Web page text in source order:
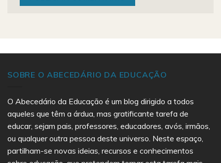
SOBRE O ABECEDÁRIO DA EDUCAÇÃO
O Abecedário da Educação é um blog dirigido a todos
aqueles que têm a árdua, mas gratificante tarefa de
educar, sejam pais, professores, educadores, avós, irmãos,
ou qualquer outra pessoa deste universo. Neste espaço,
partilham-se novas ideias, recursos e conhecimentos